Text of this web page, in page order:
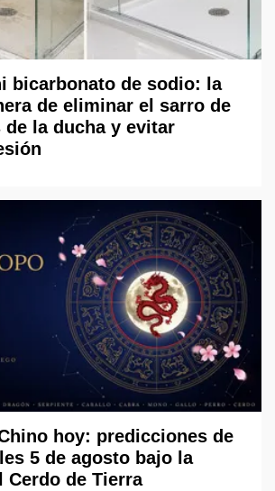
bicarbonato de sodio: la
de eliminar el sarro de
la ducha y evitar
hoy: predicciones de
5 de agosto bajo la
Cerdo de Tierra